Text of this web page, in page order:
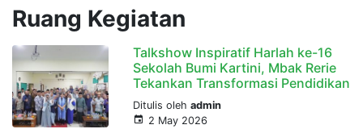
Ruang Kegiatan
Talkshow Inspiratif Harlah ke-16
Sekolah Bumi Kartini, Mbak Rerie
Tekankan Transformasi Pendidikan
Ditulis olehadmin
2 May 2026